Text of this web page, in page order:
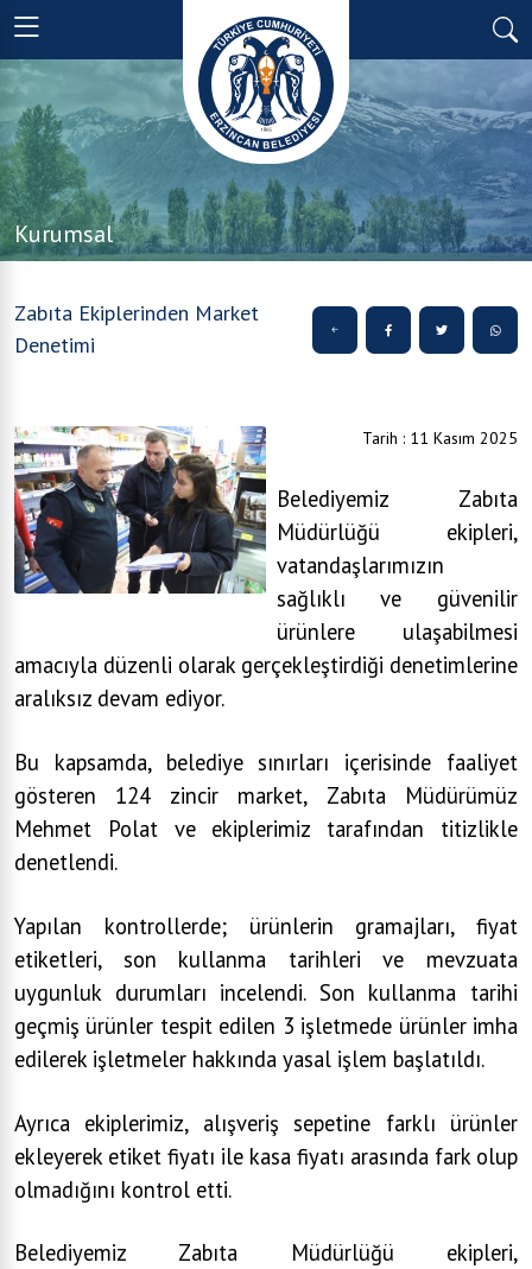
Kurumsal
Zabıta Ekiplerinden Market
Denetimi
Tarih : 11 Kasım 2025
Belediyemiz Zabıta
Müdürlüğü ekipleri,
vatandaşlarımızın
sağlıklı ve güvenilir
ürünlere ulaşabilmesi
amacıyla düzenli olarak gerçekleştirdiği denetimlerine
aralıksız devam ediyor.
Bu kapsamda, belediye sınırları içerisinde faaliyet
gösteren 124 zincir market, Zabıta Müdürümüz
Mehmet Polat ve ekiplerimiz tarafından titizlikle
denetlendi.
Yapılan kontrollerde; ürünlerin gramajları, fiyat
etiketleri, son kullanma tarihleri ve mevzuata
uygunluk durumları incelendi. Son kullanma tarihi
geçmiş ürünler tespit edilen 3 işletmede ürünler imha
edilerek işletmeler hakkında yasal işlem başlatıldı.
Ayrıca ekiplerimiz, alışveriş sepetine farklı ürünler
ekleyerek etiket fiyatı ile kasa fiyatı arasında fark olup
olmadığını kontrol etti.
Belediyemiz Zabıta Müdürlüğü ekipleri,